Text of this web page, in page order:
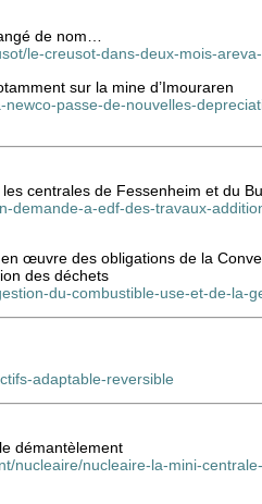
de nom…
le-creusot-dans-deux-mois-
sur la mine d’Imouraren
passe-de-nouvelles-
centrales de Fessenheim et du
demande-a-edf-des-travaux-
œuvre des obligations de la
des déchets
du-combustible-use-et-de-la-
adaptable-reversible
démantèlement
nucleaire/nucleaire-la-mini-